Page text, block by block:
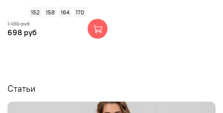
152 158 164 170
1 130 руб
698 руб
Статьи